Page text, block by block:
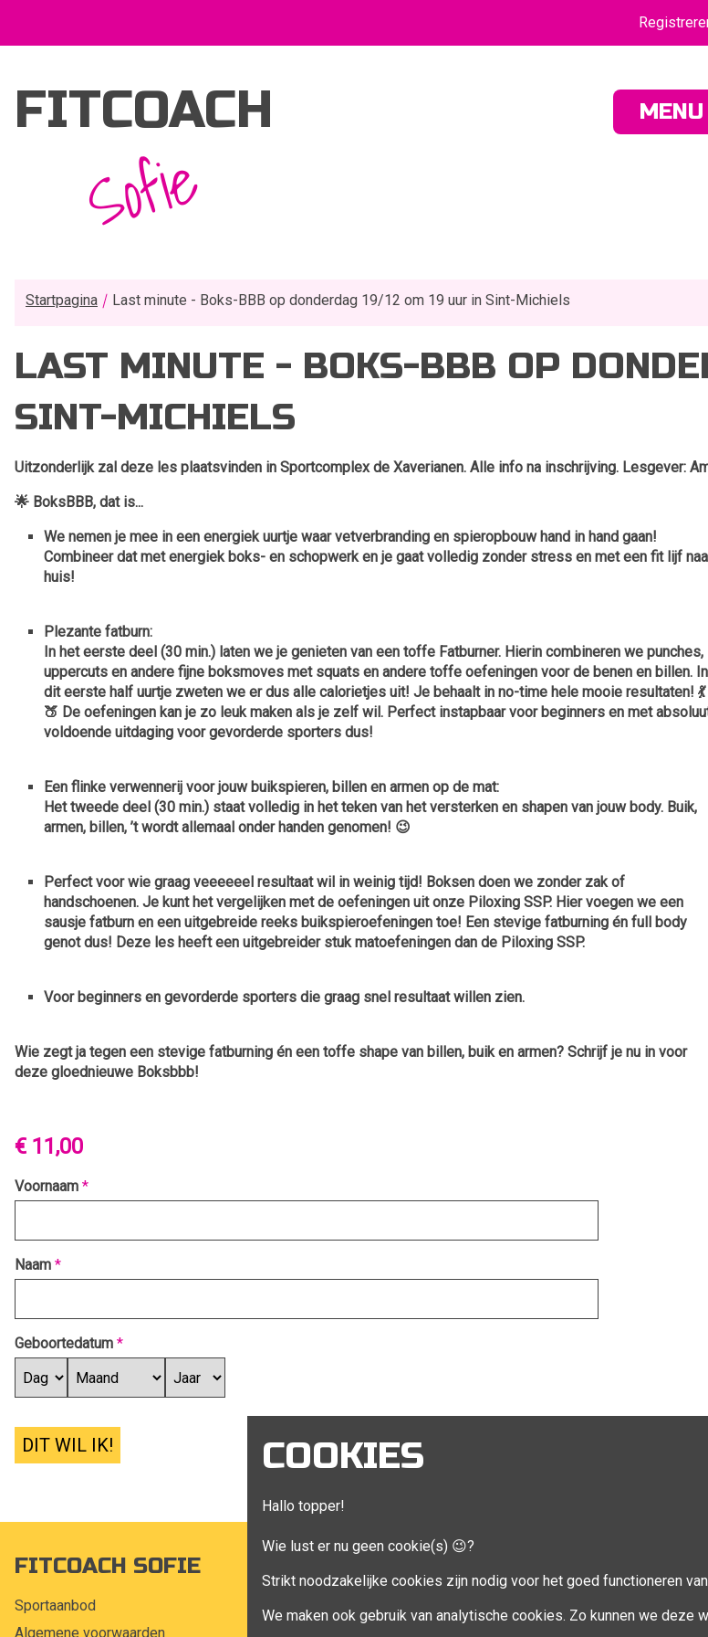
FITCOACH
Sofie
MENU
COOKIES
Hallo topper!
Wie lust er nu geen cookie(s) 😉?
Strikt noodzakelijke cookies zijn nodig voor het goed functioneren
We maken ook gebruik van analytische cookies. Zo kunnen we
Startpagina Last minute - Boks-BBB op donderdag 19/12 om 19 uur in Sint-Michiels
LAST MINUTE - BOKS-BBB OP
SINT-MICHIELS
Uitzonderlijk zal deze les plaatsvinden in Sportcomplex de Xaverianen. Alle info na inschrijving. Lesgever:
🌟 BoksBBB, dat is...
We nemen je mee in een energiek uurtje waar vetverbranding en spieropbouw hand in hand gaan!
Combineer dat met energiek boks- en schopwerk en je gaat volledig zonder stress en met een fit lijf
huis!
Plezante fatburn:
In het eerste deel (30 min.) laten we je genieten van een toffe Fatburner. Hierin combineren we punches,
uppercuts en andere fijne boksmoves met squats en andere toffe oefeningen voor de benen en billen. In
dit eerste half uurtje zweten we er dus alle calorietjes uit! Je behaalt in no-time hele mooie resultaten! 💃
🍑 De oefeningen kan je zo leuk maken als je zelf wil. Perfect instapbaar voor beginners en met
voldoende uitdaging voor gevorderde sporters dus!
Een flinke verwennerij voor jouw buikspieren, billen en armen op de mat:
Het tweede deel (30 min.) staat volledig in het teken van het versterken en shapen van jouw body. Buik,
armen, billen, ’t wordt allemaal onder handen genomen! 😉
Perfect voor wie graag veeeeeel resultaat wil in weinig tijd! Boksen doen we zonder zak of
handschoenen. Je kunt het vergelijken met de oefeningen uit onze Piloxing SSP. Hier voegen we een
sausje fatburn en een uitgebreide reeks buikspieroefeningen toe! Een stevige fatburning én full body
genot dus! Deze les heeft een uitgebreider stuk matoefeningen dan de Piloxing SSP.
Voor beginners en gevorderde sporters die graag snel resultaat willen zien.
Wie zegt ja tegen een stevige fatburning én een toffe shape van billen, buik en armen? Schrijf je nu in voor
deze gloednieuwe Boksbbb!
€ 11,00
Voornaam *
Naam *
Geboortedatum *
DIT WIL IK!
FITCOACH SOFIE
Sportaanbod
Algemene voorwaarden
Mijn account